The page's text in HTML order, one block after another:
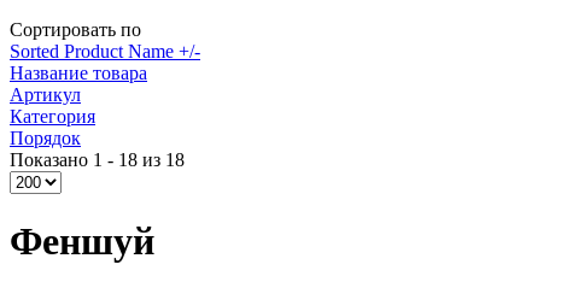
Сортировать по
Sorted Product Name +/-
Название товара
Артикул
Категория
Порядок
Показано 1 - 18 из 18
Феншуй